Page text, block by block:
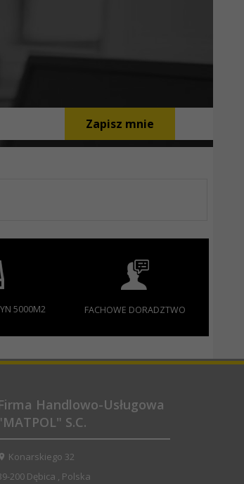
Zapisz mnie
5000M2 FACHOWE DORADZTWO
Handlowo-Usługowa
S.C.
Konarskiego 32
200 Dębica , Polska